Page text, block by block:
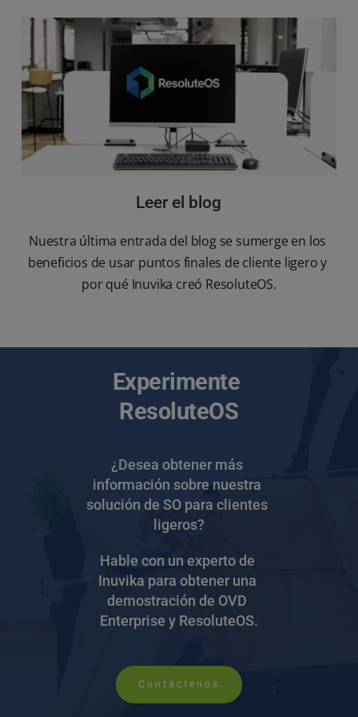
Leer el blog
Nuestra última entrada del blog se sumerge en los
beneficios de usar puntos finales de cliente ligero y
por qué Inuvika creó ResoluteOS.
Experimente
ResoluteOS
¿Desea obtener más
información sobre nuestra
solución de SO para clientes
ligeros?
Hable con un experto de
Inuvika para obtener una
demostración de OVD
Enterprise y ResoluteOS.
Contáctenos